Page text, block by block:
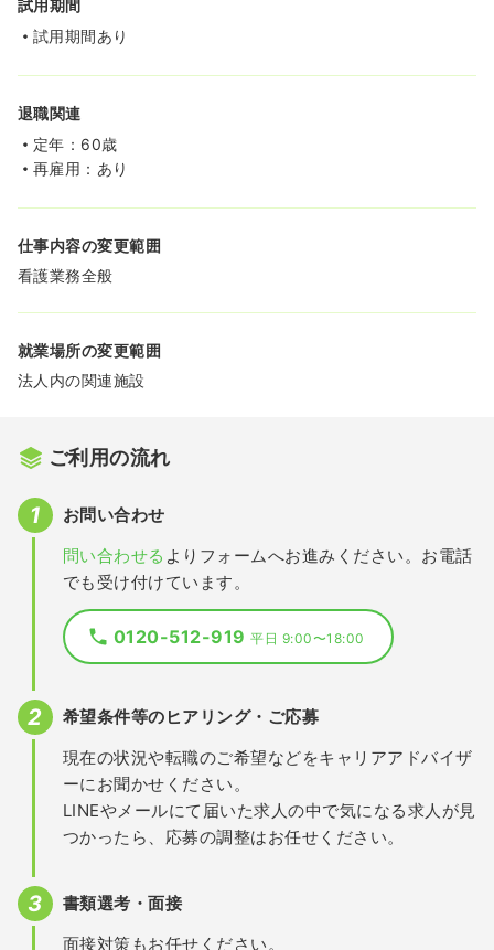
試用期間
試用期間あり
退職関連
定年：60歳
再雇用：あり
仕事内容の変更範囲
看護業務全般
就業場所の変更範囲
法人内の関連施設
ご利用の流れ
お問い合わせ
問い合わせる よりフォームへお進みください。お電話
でも受け付けています。
0120-512-919平日 9:00〜18:00
希望条件等のヒアリング・ご応募
現在の状況や転職のご希望などをキャリアアドバイザ
ーにお聞かせください。
LINEやメールにて届いた求人の中で気になる求人が見
つかったら、応募の調整はお任せください。
書類選考・面接
面接対策もお任せください。